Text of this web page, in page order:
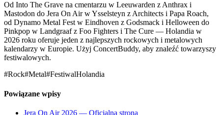
Od Into The Grave na cmentarzu w Leeuwarden z Anthrax i
Mastodon do Jera On Air w Ysselsteyn z Architects i Papa Roach,
od Dynamo Metal Fest w Eindhoven z Godsmack i Helloween do
Pinkpop w Landgraaf z Foo Fighters i The Cure — Holandia w
2026 roku oferuje jeden z najlepszych rockowych i metalowych
kalendarzy w Europie. Użyj ConcertBuddy, aby znaleźć towarzyszy
festiwalowych.
#Rock#Metal#FestiwalHolandia
Powiązane wpisy
Jera On Air 2026 — Oficjalna strona